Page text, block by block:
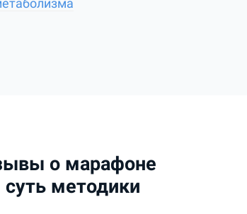
о марафоне
методики